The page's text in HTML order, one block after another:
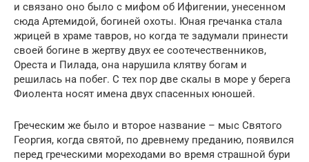
и связано оно было с мифом об Ифигении, унесенном
сюда Артемидой, богиней охоты. Юная гречанка стала
жрицей в храме тавров, но когда те задумали принести
своей богине в жертву двух ее соотечественников,
Ореста и Пилада, она нарушила клятву богам и
решилась на побег. С тех пор две скалы в море у берега
Фиолента носят имена двух спасенных юношей.
Греческим же было и второе название – мыс Святого
Георгия, когда святой, по древнему преданию, появился
перед греческими мореходами во время страшной бури